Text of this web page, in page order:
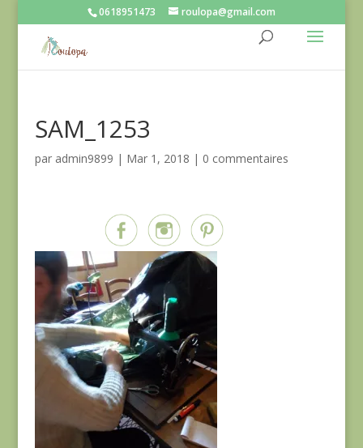
0618951473 roulopa@gmail.com
SAM_1253
par admin9899 | Mar 1, 2018 | 0 commentaires